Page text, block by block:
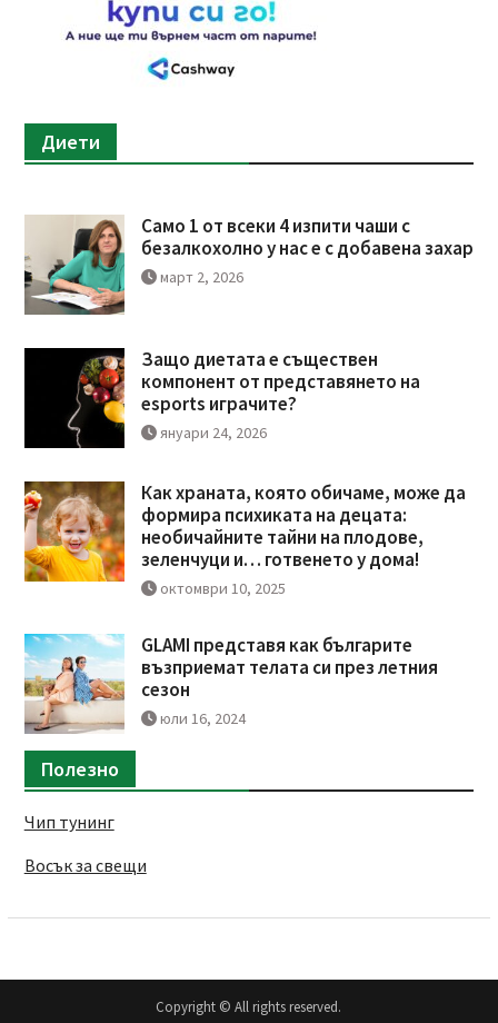
Диети
Само 1 от всеки 4 изпити чаши с
безалкохолно у нас е с добавена захар
март 2, 2026
Защо диетата е съществен
компонент от представянето на
esports играчите?
януари 24, 2026
Как храната, която обичаме, може да
формира психиката на децата:
необичайните тайни на плодове,
зеленчуци и… готвенето у дома!
октомври 10, 2025
GLAMI представя как българите
възприемат телата си през летния
сезон
юли 16, 2024
Полезно
Чип тунинг
Восък за свещи
Copyright © All rights reserved.